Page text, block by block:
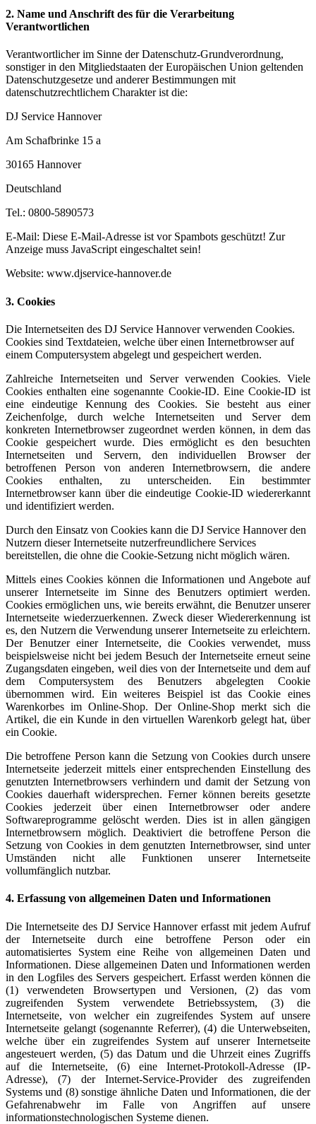
2. Name und Anschrift des für die Verarbeitung
Verantwortlichen
Verantwortlicher im Sinne der Datenschutz-Grundverordnung,
sonstiger in den Mitgliedstaaten der Europäischen Union geltenden
Datenschutzgesetze und anderer Bestimmungen mit
datenschutzrechtlichem Charakter ist die:
DJ Service Hannover
Am Schafbrinke 15 a
30165 Hannover
Deutschland
Tel.: 0800-5890573
E-Mail: Diese E-Mail-Adresse ist vor Spambots geschützt! Zur
Anzeige muss JavaScript eingeschaltet sein!
Website: www.djservice-hannover.de
3. Cookies
Die Internetseiten des DJ Service Hannover verwenden Cookies.
Cookies sind Textdateien, welche über einen Internetbrowser auf
einem Computersystem abgelegt und gespeichert werden.
Zahlreiche Internetseiten und Server verwenden Cookies. Viele
Cookies enthalten eine sogenannte Cookie-ID. Eine Cookie-ID ist
eine eindeutige Kennung des Cookies. Sie besteht aus einer
Zeichenfolge, durch welche Internetseiten und Server dem
konkreten Internetbrowser zugeordnet werden können, in dem das
Cookie gespeichert wurde. Dies ermöglicht es den besuchten
Internetseiten und Servern, den individuellen Browser der
betroffenen Person von anderen Internetbrowsern, die andere
Cookies enthalten, zu unterscheiden. Ein bestimmter
Internetbrowser kann über die eindeutige Cookie-ID wiedererkannt
und identifiziert werden.
Durch den Einsatz von Cookies kann die DJ Service Hannover den
Nutzern dieser Internetseite nutzerfreundlichere Services
bereitstellen, die ohne die Cookie-Setzung nicht möglich wären.
Mittels eines Cookies können die Informationen und Angebote auf
unserer Internetseite im Sinne des Benutzers optimiert werden.
Cookies ermöglichen uns, wie bereits erwähnt, die Benutzer unserer
Internetseite wiederzuerkennen. Zweck dieser Wiedererkennung ist
es, den Nutzern die Verwendung unserer Internetseite zu erleichtern.
Der Benutzer einer Internetseite, die Cookies verwendet, muss
beispielsweise nicht bei jedem Besuch der Internetseite erneut seine
Zugangsdaten eingeben, weil dies von der Internetseite und dem auf
dem Computersystem des Benutzers abgelegten Cookie
übernommen wird. Ein weiteres Beispiel ist das Cookie eines
Warenkorbes im Online-Shop. Der Online-Shop merkt sich die
Artikel, die ein Kunde in den virtuellen Warenkorb gelegt hat, über
ein Cookie.
Die betroffene Person kann die Setzung von Cookies durch unsere
Internetseite jederzeit mittels einer entsprechenden Einstellung des
genutzten Internetbrowsers verhindern und damit der Setzung von
Cookies dauerhaft widersprechen. Ferner können bereits gesetzte
Cookies jederzeit über einen Internetbrowser oder andere
Softwareprogramme gelöscht werden. Dies ist in allen gängigen
Internetbrowsern möglich. Deaktiviert die betroffene Person die
Setzung von Cookies in dem genutzten Internetbrowser, sind unter
Umständen nicht alle Funktionen unserer Internetseite
vollumfänglich nutzbar.
4. Erfassung von allgemeinen Daten und Informationen
Die Internetseite des DJ Service Hannover erfasst mit jedem Aufruf
der Internetseite durch eine betroffene Person oder ein
automatisiertes System eine Reihe von allgemeinen Daten und
Informationen. Diese allgemeinen Daten und Informationen werden
in den Logfiles des Servers gespeichert. Erfasst werden können die
(1) verwendeten Browsertypen und Versionen, (2) das vom
zugreifenden System verwendete Betriebssystem, (3) die
Internetseite, von welcher ein zugreifendes System auf unsere
Internetseite gelangt (sogenannte Referrer), (4) die Unterwebseiten,
welche über ein zugreifendes System auf unserer Internetseite
angesteuert werden, (5) das Datum und die Uhrzeit eines Zugriffs
auf die Internetseite, (6) eine Internet-Protokoll-Adresse (IP-
Adresse), (7) der Internet-Service-Provider des zugreifenden
Systems und (8) sonstige ähnliche Daten und Informationen, die der
Gefahrenabwehr im Falle von Angriffen auf unsere
informationstechnologischen Systeme dienen.